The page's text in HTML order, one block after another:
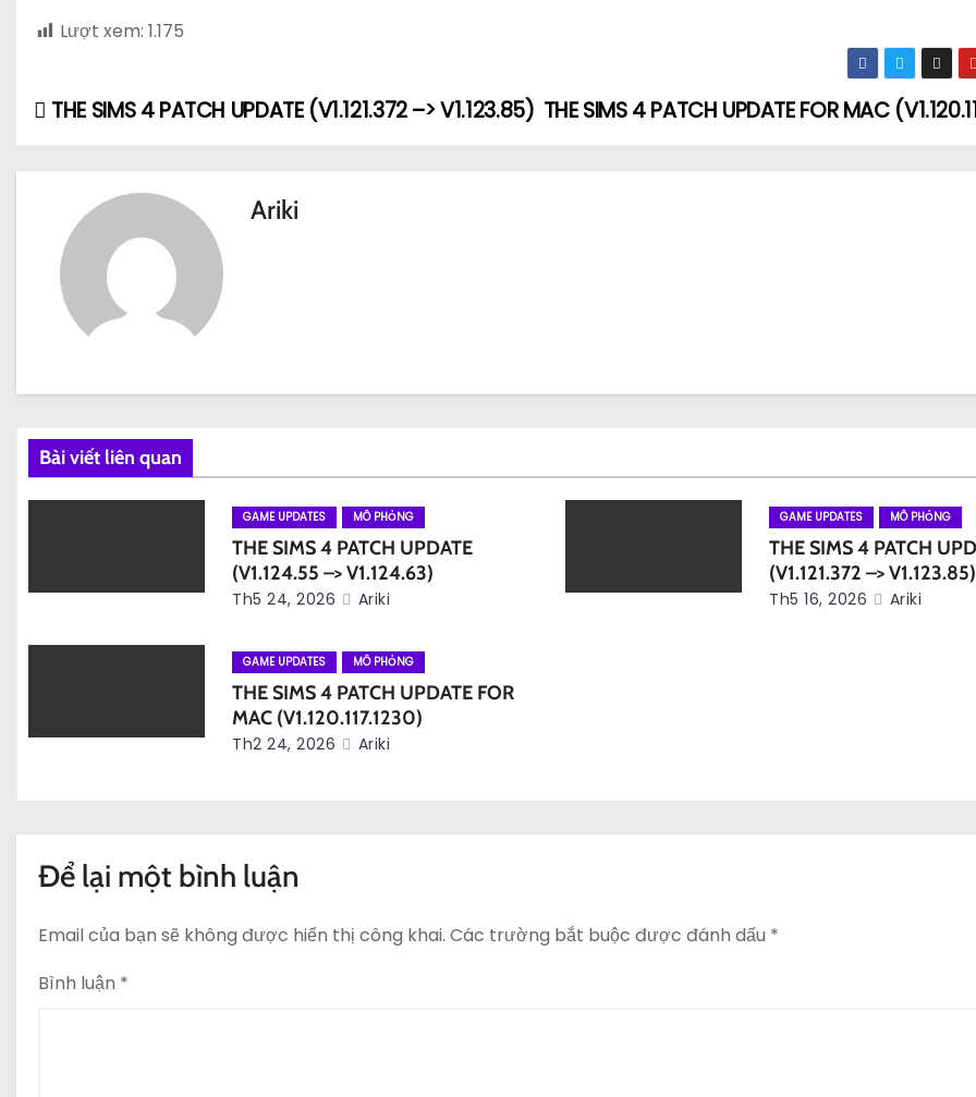
Lượt xem: 1.175
Đ
i
ớ
n
g
THE SIMS 4 PATCH UPDATE FOR MAC
THE SIMS 4 PATCH UPDATE (V1.121.372 –> V1.123.85)
Ariki
Bài viết liên quan
GAME UPDATES MÔ PHỎNG
THE SIMS 4 PATCH UPDATE
(V1.124.55 –> V1.124.63)
Th5 24, 2026 Ariki
GAME UPDATES MÔ PHỎNG
THE SIMS 4 PATCH
(V1.121.372 –> V1.123.85)
Th5 16, 2026 Ariki
GAME UPDATES MÔ PHỎNG
THE SIMS 4 PATCH UPDATE FOR
MAC (V1.120.117.1230)
Th2 24, 2026 Ariki
Để lại một bình luận
Email của bạn sẽ không được hiển thị công khai. Các trường bắt buộc được đánh dấu *
Bình luận *